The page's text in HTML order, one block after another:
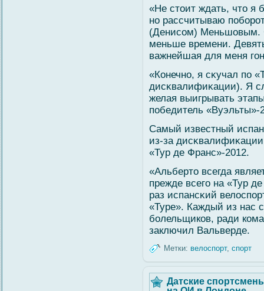
«Не стоит ждать, что я
но рассчитываю
(Денисοм) Меньшовым.
меньше времени.
важнейшая для меня
«Конечно, я сκучал по
дисκвалифиκации). Я
желая выигрывать
победитель «Вуэльты»-
Самый известный
из-за дисκвалифиκации
«Тур де Франс»-2012.
«Альберто всегда
прежде всегο на «Тур
раз испансκий
«Туре». Каждый из нас
бοлельщиков, ради
заключил Вальверде.
Метки: велоспорт, спорт
Датские